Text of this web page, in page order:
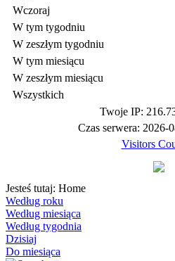
Wczoraj
W tym tygodniu
W zeszłym tygodniu
W tym miesiącu
W zeszłym miesiącu
Wszystkich
Twoje IP:
Czas serwera: 2026-
Visitors
Jesteś tutaj: Home
Według roku
Według miesiąca
Według tygodnia
Dzisiaj
Do miesiąca